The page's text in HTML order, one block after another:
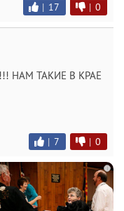
| 17 | 0
НАМ ТАКИЕ В КРАЕ
| 7 | 0
i